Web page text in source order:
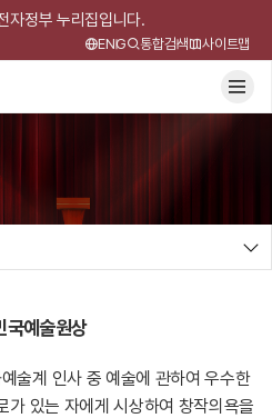
자정부 누리집입니다.
ENG 통합검색 사이트맵
국예술원상
술계 인사 중 예술에 관하여 우수한
가 있는 자에게 시상하여 창작의욕을